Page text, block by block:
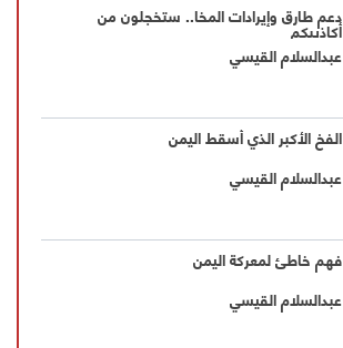
دعم طارق وإيرادات المخا.. ستخجلون من
أكاذيبكم
عبدالسلام القيسي
الفخ الأكبر الذي أسقط اليمن
عبدالسلام القيسي
فهم خاطئ لمعركة اليمن
عبدالسلام القيسي